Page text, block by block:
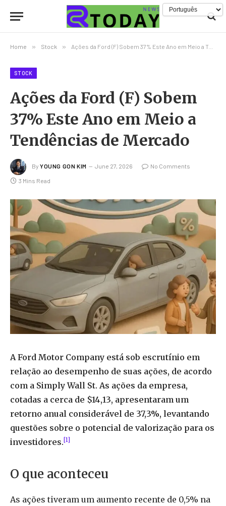
Home » Stock » Ações da Ford (F) Sobem 37% Este Ano em Meio a Tendências de Mercado
STOCK
Ações da Ford (F) Sobem
37% Este Ano em Meio a
Tendências de Mercado
By YOUNG GON KIM June 27, 2026 No Comments
3 Mins Read
A Ford Motor Company está sob escrutínio em
relação ao desempenho de suas ações, de acordo
com a Simply Wall St. As ações da empresa,
cotadas a cerca de $14,13, apresentaram um
retorno anual considerável de 37,3%, levantando
questões sobre o potencial de valorização para os
investidores.[1]
O que aconteceu
As ações tiveram um aumento recente de 0,5% na